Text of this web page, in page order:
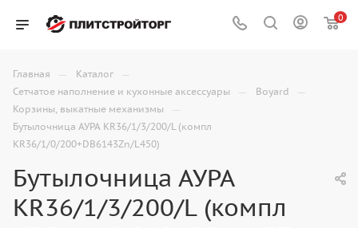
0
Главная — Каталог —
Сетчатое наполнение и кухонные аксессуары — Boyard —
Корзины, выкатные механизмы —
Бутылочница АУРА KR36/1/3/200/L (компл
KR36/1/0/200+DB6143Zn/L450)
Бутылочница АУРА
KR36/1/3/200/L (компл